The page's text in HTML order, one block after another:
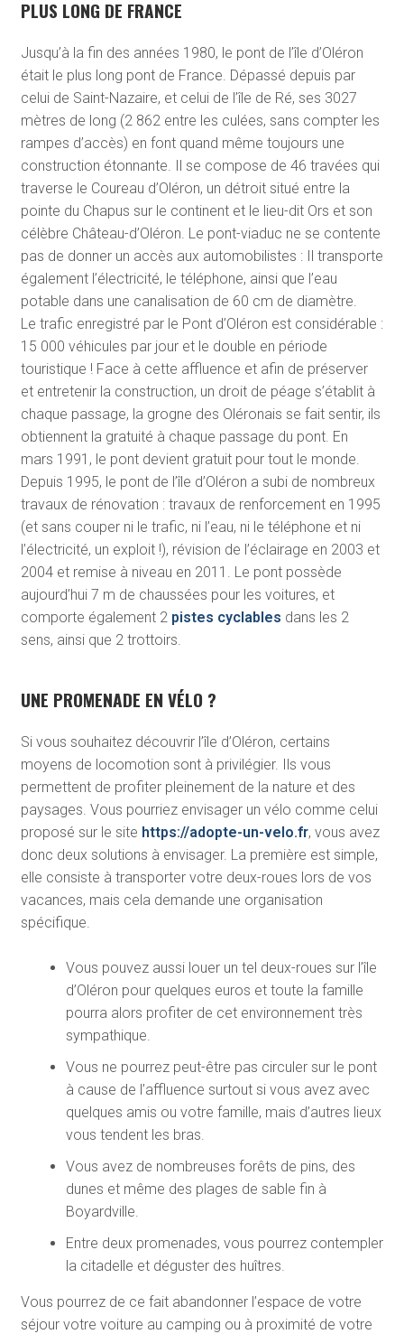
PLUS LONG DE FRANCE
Jusqu’à la fin des années 1980, le pont de l’île d’Oléron
était le plus long pont de France. Dépassé depuis par
celui de Saint-Nazaire, et celui de l’île de Ré, ses 3027
mètres de long (2 862 entre les culées, sans compter les
rampes d’accès) en font quand même toujours une
construction étonnante. Il se compose de 46 travées qui
traverse le Coureau d’Oléron, un détroit situé entre la
pointe du Chapus sur le continent et le lieu-dit Ors et son
célèbre Château-d’Oléron. Le pont-viaduc ne se contente
pas de donner un accès aux automobilistes : Il transporte
également l’électricité, le téléphone, ainsi que l’eau
potable dans une canalisation de 60 cm de diamètre.
Le trafic enregistré par le Pont d’Oléron est considérable :
15 000 véhicules par jour et le double en période
touristique ! Face à cette affluence et afin de préserver
et entretenir la construction, un droit de péage s’établit à
chaque passage, la grogne des Oléronais se fait sentir, ils
obtiennent la gratuité à chaque passage du pont. En
mars 1991, le pont devient gratuit pour tout le monde.
Depuis 1995, le pont de l’île d’Oléron a subi de nombreux
travaux de rénovation : travaux de renforcement en 1995
(et sans couper ni le trafic, ni l’eau, ni le téléphone et ni
l’électricité, un exploit !), révision de l’éclairage en 2003 et
2004 et remise à niveau en 2011. Le pont possède
aujourd’hui 7 m de chaussées pour les voitures, et
comporte également 2 pistes cyclables dans les 2
sens, ainsi que 2 trottoirs.
UNE PROMENADE EN VÉLO ?
Si vous souhaitez découvrir l’île d’Oléron, certains
moyens de locomotion sont à privilégier. Ils vous
permettent de profiter pleinement de la nature et des
paysages. Vous pourriez envisager un vélo comme celui
proposé sur le site https://adopte-un-velo.fr, vous avez
donc deux solutions à envisager. La première est simple,
elle consiste à transporter votre deux-roues lors de vos
vacances, mais cela demande une organisation
spécifique.
Vous pouvez aussi louer un tel deux-roues sur l’île
d’Oléron pour quelques euros et toute la famille
pourra alors profiter de cet environnement très
sympathique.
Vous ne pourrez peut-être pas circuler sur le pont
à cause de l’affluence surtout si vous avez avec
quelques amis ou votre famille, mais d’autres lieux
vous tendent les bras.
Vous avez de nombreuses forêts de pins, des
dunes et même des plages de sable fin à
Boyardville.
Entre deux promenades, vous pourrez contempler
la citadelle et déguster des huîtres.
Vous pourrez de ce fait abandonner l’espace de votre
séjour votre voiture au camping ou à proximité de votre